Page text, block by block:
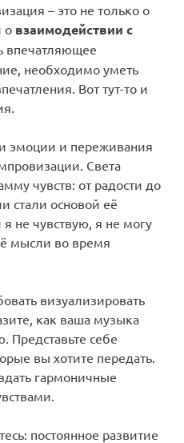
– это не только о
о взаимодействии с
впечатляющее
необходимо уметь
Вот тут-то и
эмоции и переживания
Света
чувств: от радости до
стали основой её
не чувствую, я не могу
мысли во время
визуализировать
как ваша музыка
Представьте себе
вы хотите передать.
гармоничные
постоянное развитие